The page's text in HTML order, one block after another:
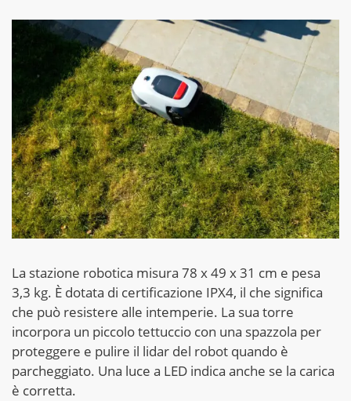
La stazione robotica misura 78 x 49 x 31 cm e pesa
3,3 kg. È dotata di certificazione IPX4, il che significa
che può resistere alle intemperie. La sua torre
incorpora un piccolo tettuccio con una spazzola per
proteggere e pulire il lidar del robot quando è
parcheggiato. Una luce a LED indica anche se la carica
è corretta.